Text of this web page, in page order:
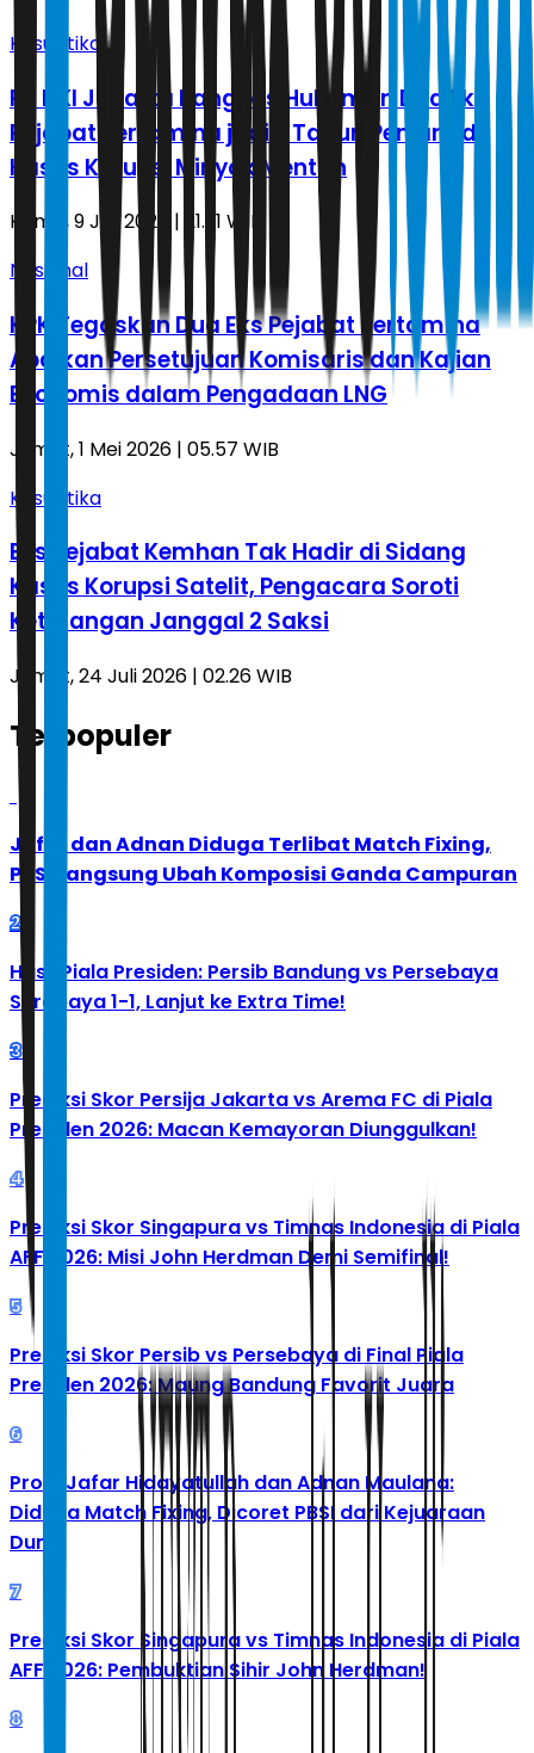
Kasuistika
PT DKI Jakarta Pangkas Hukuman Dua Eks
Pejabat Pertamina jadi 7 Tahun Penjara di
Kasus Korupsi Minyak Mentah
Kamis, 9 Juli 2026 | 21.21 WIB
Nasional
KPK Tegaskan Dua Eks Pejabat Pertamina
Abaikan Persetujuan Komisaris dan Kajian
Ekonomis dalam Pengadaan LNG
Jumat, 1 Mei 2026 | 05.57 WIB
Kasuistika
Eks Pejabat Kemhan Tak Hadir di Sidang
Kasus Korupsi Satelit, Pengacara Soroti
Keterangan Janggal 2 Saksi
Jumat, 24 Juli 2026 | 02.26 WIB
Terpopuler
Jafar dan Adnan Diduga Terlibat Match Fixing,
PBSI Langsung Ubah Komposisi Ganda Campuran
2
Hasil Piala Presiden: Persib Bandung vs Persebaya
Surabaya 1-1, Lanjut ke Extra Time!
3
Prediksi Skor Persija Jakarta vs Arema FC di Piala
Presiden 2026: Macan Kemayoran Diunggulkan!
4
Prediksi Skor Singapura vs Timnas Indonesia di Piala
AFF 2026: Misi John Herdman Demi Semifinal!
5
Prediksi Skor Persib vs Persebaya di Final Piala
Presiden 2026: Maung Bandung Favorit Juara
6
Profil Jafar Hidayatullah dan Adnan Maulana:
Diduga Match Fixing, Dicoret PBSI dari Kejuaraan
Dunia
7
Prediksi Skor Singapura vs Timnas Indonesia di Piala
AFF 2026: Pembuktian Sihir John Herdman!
8